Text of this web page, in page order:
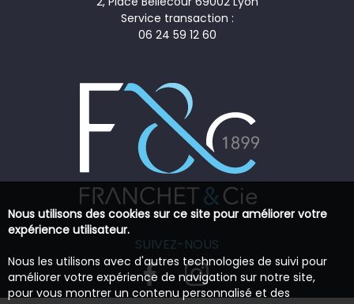
Service transaction :
06 24 59 12 60
SUIVEZ-NOUS
Nous utilisons des cookies sur ce site pour améliorer votre
expérience utilisateur.
Nous les utilisons avec d'autres technologies de suivi pour
améliorer votre expérience de navigation sur notre site,
pour vous montrer un contenu personnalisé et des